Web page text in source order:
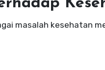
masalah kesehatan